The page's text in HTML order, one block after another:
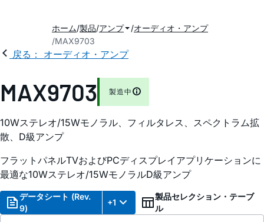
ホーム 製品 アンプ
オーディオ・アンプ
MAX9703
戻る： オーディオ・アンプ
MAX9703 製造中
10Wステレオ/15Wモノラル、フィルタレス、スペクトラム拡
散、D級アンプ
フラットパネルTVおよびPCディスプレイアプリケーションに
最適な10Wステレオ/15WモノラルD級アンプ
データシート (Rev.
9)
+1
製品セレクション・テーブ
ル